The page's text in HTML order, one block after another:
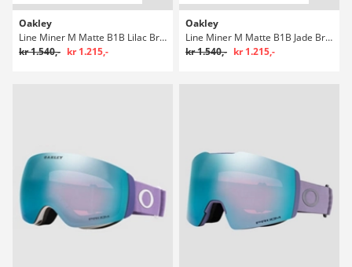
Oakley
Line Miner M Matte B1B Lilac Briller
kr 1.540,- kr 1.215,-
Oakley
Line Miner M Matte B1B Jade Briller
kr 1.540,- kr 1.215,-